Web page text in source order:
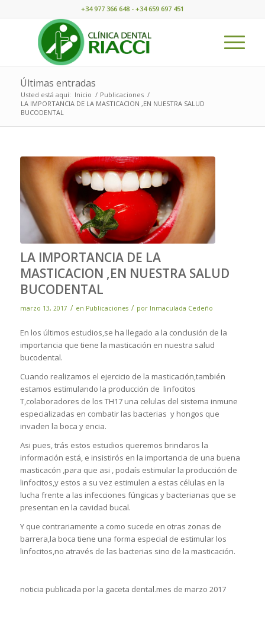
+34 977 366 648 - +34 659 697 451
Últimas entradas
Usted está aquí: Inicio / Publicaciones /
LA IMPORTANCIA DE LA MASTICACION ,EN NUESTRA SALUD
BUCODENTAL
LA IMPORTANCIA DE LA
MASTICACION ,EN NUESTRA SALUD
BUCODENTAL
marzo 13, 2017 / en Publicaciones / por Inmaculada Cedeño
En los últimos estudios,se ha llegado a la conclusión de la
importancia que tiene la masticación en nuestra salud
bucodental.
Cuando realizamos el ejercicio de la masticación,también
estamos estimulando la producción de linfocitos
T,colaboradores de los TH17 una celulas del sistema inmune
especializadas en combatir las bacterias y hongos que
invaden la boca y encia.
Asi pues, trás estos estudios queremos brindaros la
información está, e insistirós en la importancia de una buena
masticacón ,para que asi , podaís estimular la producción de
linfocitos,y estos a su vez estimulen a estas células en la
lucha frente a las infecciones fúngicas y bacterianas que se
presentan en la cavidad bucal.
Y que contrariamente a como sucede en otras zonas de
barrera,la boca tiene una forma especial de estimular los
linfocitos,no através de las bacterias sino de la masticación.
noticia publicada por la gaceta dental.mes de marzo 2017